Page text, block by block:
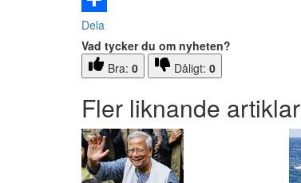
Dela
Vad tycker du om nyheten?
Bra: 0 Dåligt: 0
Fler liknande artiklar